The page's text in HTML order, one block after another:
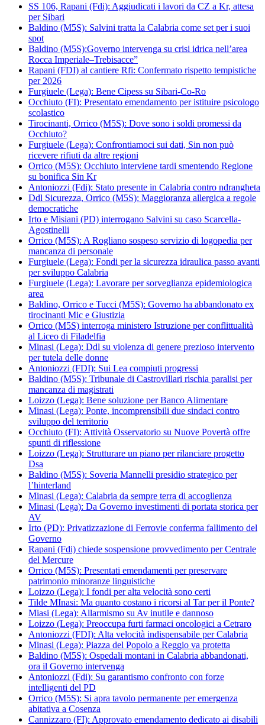
SS 106, Rapani (Fdi): Aggiudicati i lavori da CZ a Kr, attesa
per Sibari
Baldino (M5S): Salvini tratta la Calabria come set per i suoi
spot
Baldino (M5S):Governo intervenga su crisi idrica nell’area
Rocca Imperiale–Trebisacce”
Rapani (FDI) al cantiere Rfi: Confermato rispetto tempistiche
per 2026
Furgiuele (Lega): Bene Cipess su Sibari-Co-Ro
Occhiuto (FI): Presentato emendamento per istituire psicologo
scolastico
Tirocinanti, Orrico (M5S): Dove sono i soldi promessi da
Occhiuto?
Furgiuele (Lega): Confrontiamoci sui dati, Sin non può
ricevere rifiuti da altre regioni
Orrico (M5S): Occhiuto interviene tardi smentendo Regione
su bonifica Sin Kr
Antoniozzi (Fdi): Stato presente in Calabria contro ndrangheta
Ddl Sicurezza, Orrico (M5S): Maggioranza allergica a regole
democratiche
Irto e Misiani (PD) interrogano Salvini su caso Scarcella-
Agostinelli
Orrico (M5S): A Rogliano sospeso servizio di logopedia per
mancanza di personale
Furgiuele (Lega): Fondi per la sicurezza idraulica passo avanti
per sviluppo Calabria
Furgiuele (Lega): Lavorare per sorveglianza epidemiologica
area
Baldino, Orrico e Tucci (M5S): Governo ha abbandonato ex
tirocinanti Mic e Giustizia
Orrico (M5S) interroga ministero Istruzione per conflittualità
al Liceo di Filadelfia
Minasi (Lega): Ddl su violenza di genere prezioso intervento
per tutela delle donne
Antoniozzi (FDI): Sui Lea compiuti progressi
Baldino (M5S): Tribunale di Castrovillari rischia paralisi per
mancanza di magistrati
Loizzo (Lega): Bene soluzione per Banco Alimentare
Minasi (Lega): Ponte, incomprensibili due sindaci contro
sviluppo del territorio
Occhiuto (FI): Attività Osservatorio su Nuove Povertà offre
spunti di riflessione
Loizzo (Lega): Strutturare un piano per rilanciare progetto
Dsa
Baldino (M5S): Soveria Mannelli presidio strategico per
l’hinterland
Minasi (Lega): Calabria da sempre terra di accoglienza
Minasi (Lega): Da Governo investimenti di portata storica per
AV
Irto (PD): Privatizzazione di Ferrovie conferma fallimento del
Governo
Rapani (Fdi) chiede sospensione provvedimento per Centrale
del Mercure
Orrico (M5S): Presentati emendamenti per preservare
patrimonio minoranze linguistiche
Loizzo (Lega): I fondi per alta velocità sono certi
Tilde MInasi: Ma quanto costano i ricorsi al Tar per il Ponte?
Miasi (Lega): Allarmismo su Av inutile e dannoso
Loizzo (Lega): Preoccupa furti farmaci oncologici a Cetraro
Antoniozzi (FDI): Alta velocità indispensabile per Calabria
Minasi (Lega): Piazza del Popolo a Reggio va protetta
Baldino (M5S): Ospedali montani in Calabria abbandonati,
ora il Governo intervenga
Antoniozzi (Fdi): Su garantismo confronto con forze
intelligenti del PD
Orrico (M5S): Si apra tavolo permanente per emergenza
abitativa a Cosenza
Cannizzaro (FI): Approvato emendamento dedicato ai disabili